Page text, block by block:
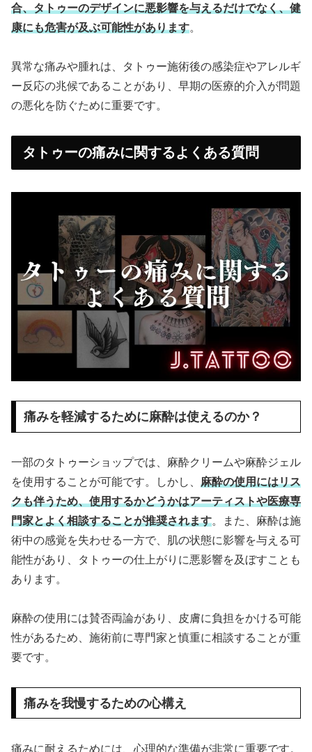
合、タトゥーのデザインに悪影響を与えるだけでなく、健
康にも危害が及ぶ可能性があります。
異常な痛みや腫れは、タトゥー施術後の感染症やアレルギ
ー反応の兆候であることがあり、早期の医療的介入が問題
の悪化を防ぐために重要です。
タトゥーの痛みに関するよくある質問
痛みを軽減するために麻酔は使えるのか？
一部のタトゥーショップでは、麻酔クリームや麻酔ジェル
を使用することが可能です。しかし、 麻酔の使用にはリス
クも伴うため、使用するかどうかはアーティストや医療専
門家とよく相談することが推奨されます。また、麻酔は施
術中の感覚を失わせる一方で、肌の状態に影響を与える可
能性があり、タトゥーの仕上がりに悪影響を及ぼすことも
あります。
麻酔の使用には賛否両論があり、皮膚に負担をかける可能
性があるため、施術前に専門家と慎重に相談することが重
要です。
痛みを我慢するための心構え
痛みに耐えるためには、心理的な準備が非常に重要です。